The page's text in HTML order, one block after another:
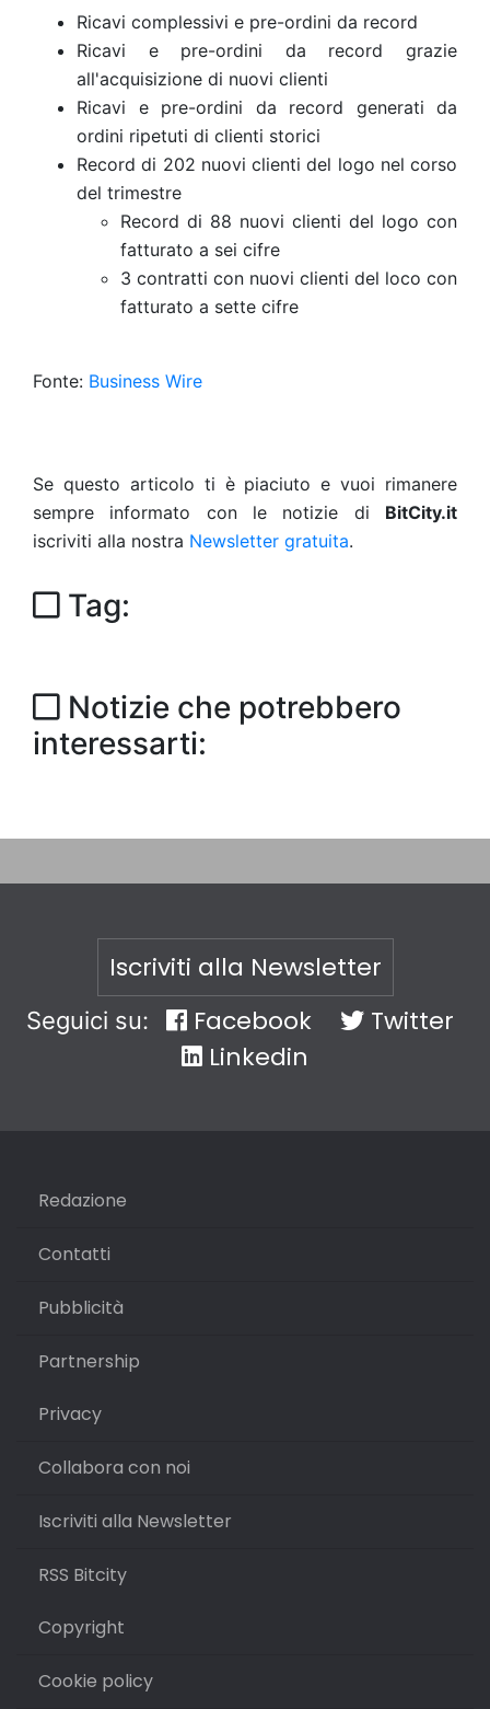
Ricavi complessivi e pre-ordini da record
Ricavi e pre-ordini da record grazie
all'acquisizione di nuovi clienti
Ricavi e pre-ordini da record generati da
ordini ripetuti di clienti storici
Record di 202 nuovi clienti del logo nel corso
del trimestre
Record di 88 nuovi clienti del logo con
fatturato a sei cifre
3 contratti con nuovi clienti del loco con
fatturato a sette cifre
Fonte: Business Wire
Se questo articolo ti è piaciuto e vuoi rimanere
sempre informato con le notizie di BitCity.it
iscriviti alla nostra Newsletter gratuita.
Tag:
Notizie che potrebbero
interessarti:
Iscriviti alla Newsletter
Seguici su: Facebook
Twitter
Linkedin
Redazione
Contatti
Pubblicità
Partnership
Privacy
Collabora con noi
Iscriviti alla Newsletter
RSS Bitcity
Copyright
Cookie policy